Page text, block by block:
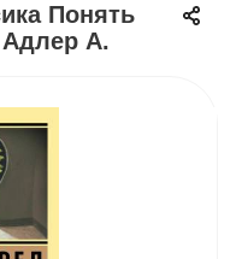
Понять
Адлер А.